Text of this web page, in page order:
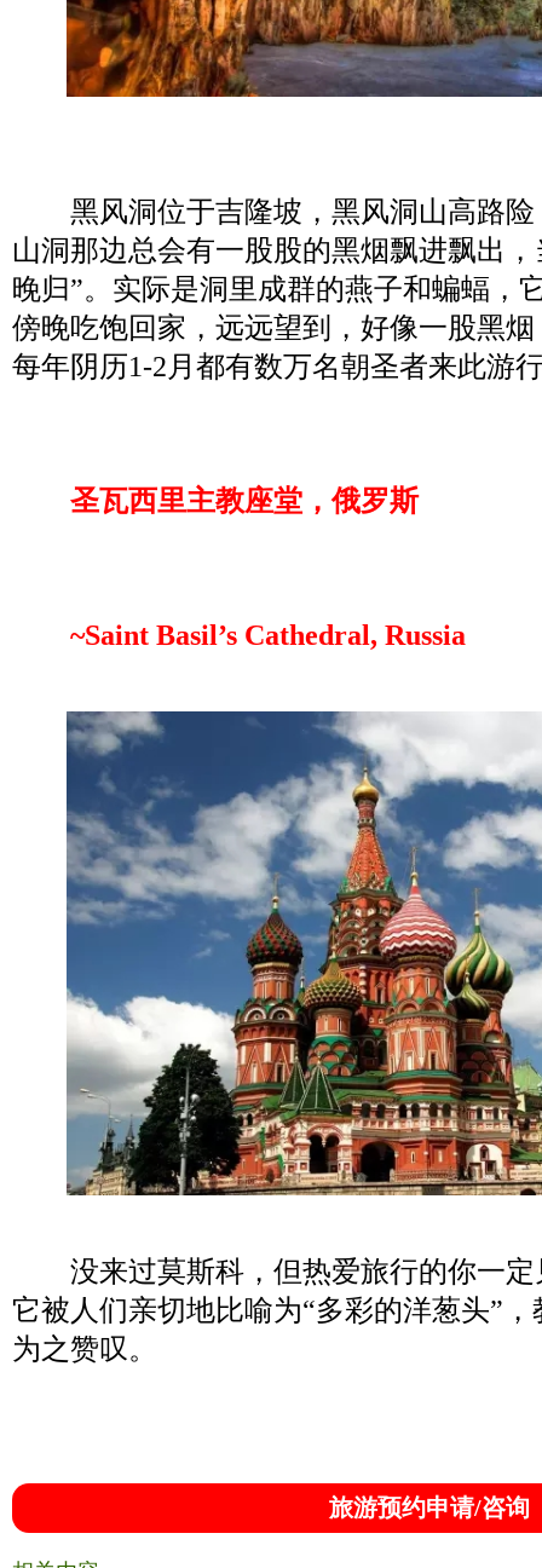
黑风洞位于吉隆坡，黑风洞山高路险
山洞那边总会有一股股的黑烟飘进飘出
晚归”。实际是洞里成群的燕子和蝙蝠，
傍晚吃饱回家，远远望到，好像一股黑
每年阴历1-2月都有数万名朝圣者来此游
圣瓦西里主教座堂，俄罗斯
~Saint Basil’s Cathedral, Russia
没来过莫斯科，但热爱旅行的你一定
它被人们亲切地比喻为“多彩的洋葱头”
为之赞叹。
旅游预约申请/咨询